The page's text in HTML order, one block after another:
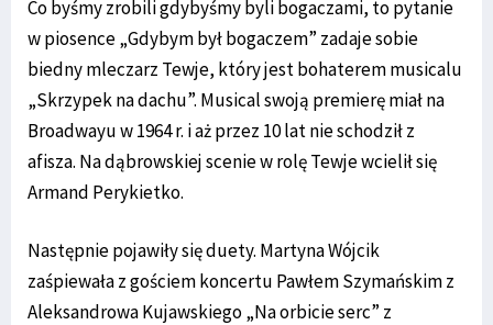
Co byśmy zrobili gdybyśmy byli bogaczami, to pytanie
w piosence „Gdybym był bogaczem” zadaje sobie
biedny mleczarz Tewje, który jest bohaterem musicalu
„Skrzypek na dachu”. Musical swoją premierę miał na
Broadwayu w 1964 r. i aż przez 10 lat nie schodził z
afisza. Na dąbrowskiej scenie w rolę Tewje wcielił się
Armand Perykietko.
Następnie pojawiły się duety. Martyna Wójcik
zaśpiewała z gościem koncertu Pawłem Szymańskim z
Aleksandrowa Kujawskiego „Na orbicie serc” z